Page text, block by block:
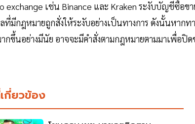
exchange เช่น Binance และ Kraken ระงับบัญชีซื้อขา
มีกฎหมายถูกสั่งให้ระงับอย่างเป็นทางการ ดังนั้นหากท
กขึ้นอย่างมีนัย อาจจะมีคำสั่งตามกฎหมายตามมาเพื่อปิ
กี่ยวข้อง